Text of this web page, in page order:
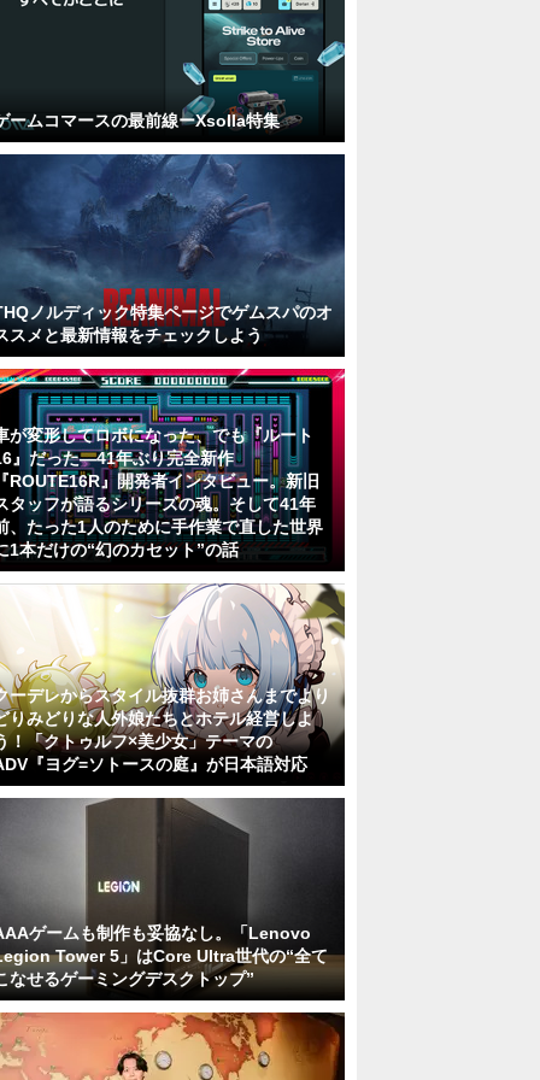
ームコマースの最前線ーXsolla特集
ノルディック特集ページでゲムスパのオ
スメと最新情報をチェックしよう
が変形してロボになった、でも『ルート
』だった―41年ぶり完全新作
ROUTE16R』開発者インタビュー。新旧
タッフが語るシリーズの魂。そして41年
、たった1人のために手作業で直した世界
1本だけの“幻のカセット”の話
ーデレからスタイル抜群お姉さんまでより
りみどりな人外娘たちとホテル経営しよ
！「クトゥルフ×美少女」テーマの
『ヨグ=ソトースの庭』が日本語対応
ゲームも制作も妥協なし。「Lenovo
Tower 5」はCore Ultra世代の“全て
なせるゲーミングデスクトップ”